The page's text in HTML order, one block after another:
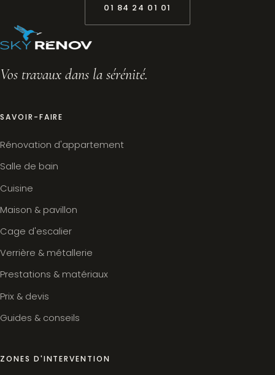
01 84 24 01 01
Vos travaux dans la sérénité.
SAVOIR-FAIRE
Rénovation d'appartement
Salle de bain
Cuisine
Maison & pavillon
Cage d'escalier
Verrière & métallerie
Prestations & matériaux
Prix & devis
Guides & conseils
ZONES D'INTERVENTION